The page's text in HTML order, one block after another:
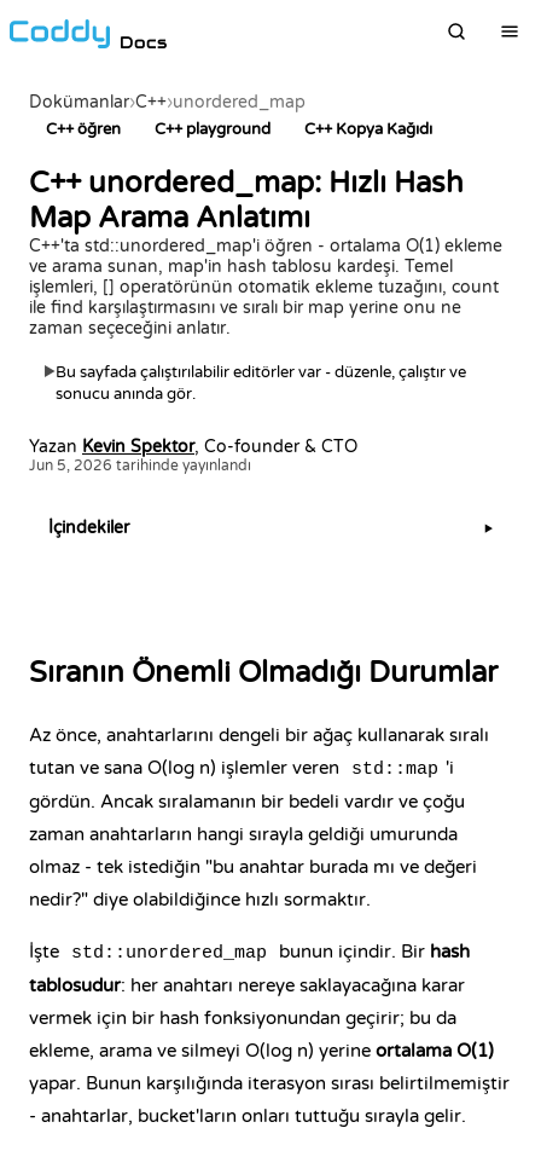
Docs
Dokümanlar›C++›unordered_map
C++ öğren C++ playground C++ Kopya Kağıdı
C++ unordered_map: Hızlı Hash
Map Arama Anlatımı
C++'ta std::unordered_map'i öğren - ortalama O(1) ekleme
ve arama sunan, map'in hash tablosu kardeşi. Temel
işlemleri, [] operatörünün otomatik ekleme tuzağını, count
ile find karşılaştırmasını ve sıralı bir map yerine onu ne
zaman seçeceğini anlatır.
▶Bu sayfada çalıştırılabilir editörler var - düzenle, çalıştır ve
sonucu anında gör.
Yazan Kevin Spektor, Co-founder & CTO
Jun 5, 2026 tarihinde yayınlandı
Sıranın Önemli Olmadığı Durumlar
Az önce, anahtarlarını dengeli bir ağaç kullanarak sıralı
tutan ve sana O(log n) işlemler veren
std::map 'i
gördün. Ancak sıralamanın bir bedeli vardır ve çoğu
zaman anahtarların hangi sırayla geldiği umurunda
olmaz - tek istediğin "bu anahtar burada mı ve değeri
nedir?" diye olabildiğince hızlı sormaktır.
İşte std::unordered_map bunun içindir. Bir hash
tablosudur: her anahtarı nereye saklayacağına karar
vermek için bir hash fonksiyonundan geçirir; bu da
ekleme, arama ve silmeyi O(log n) yerine ortalama O(1)
yapar. Bunun karşılığında iterasyon sırası belirtilmemiştir
- anahtarlar, bucket'ların onları tuttuğu sırayla gelir.
İçindekiler ▶